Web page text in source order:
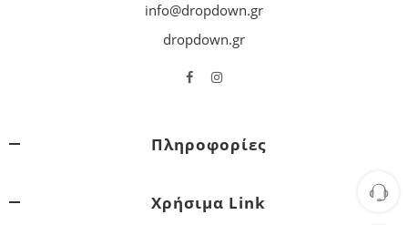
info@dropdown.gr
dropdown.gr
Πληροφορίες
Χρήσιμα Link